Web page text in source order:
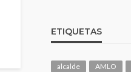
ETIQUETAS
alcalde AMLO